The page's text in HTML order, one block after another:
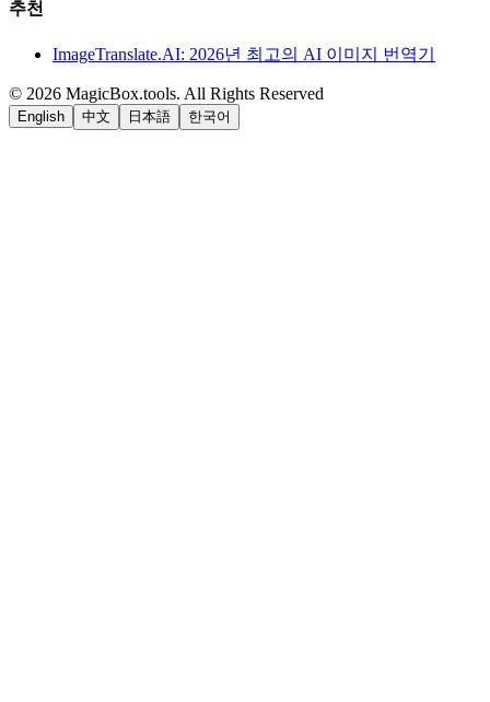
추천
ImageTranslate.AI: 2026년 최고의 AI 이미지 번역기
© 2026 MagicBox.tools. All Rights Reserved
English 中文 日本語 한국어